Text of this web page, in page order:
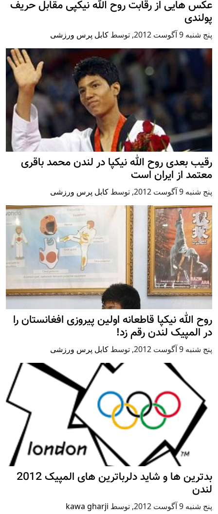
عکس هایی از رقابت روح الله نیکپی مقابل حریف
پولندی
پنج شنبه 9 آگوست 2012 , توسط کابل پرس ورزشی
رقیب بعدی روح الله نیکپا در لندن محمد باقری
معتمد از ایران است
پنج شنبه 9 آگوست 2012 , توسط کابل پرس ورزشی
روح الله نیکپا قاطعانه اولین پیروزی افغانستان را
در المپیک لندن رقم زد!
پنج شنبه 9 آگوست 2012 , توسط کابل پرس ورزشی
بدترین ها و شاید دلرباترین های المپیک 2012
لندن
پنج شنبه 9 آگوست 2012 , توسط kawa gharji